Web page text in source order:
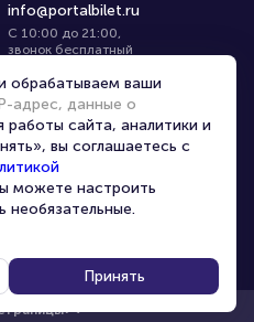
info@portalbilet.ru
С 10:00 до 21:00,
звонок бесплатный
Все площадки
на-Дону
Все права защищены
обрабатываем ваши
адрес, данные о
работы сайта, аналитики и
вы соглашаетесь с
можете настроить
необязательные.
Принять